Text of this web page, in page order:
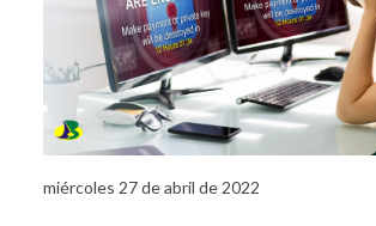
miércoles 27 de abril de 2022